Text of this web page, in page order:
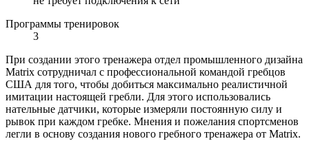
Программы тренировок
3
При создании этого тренажера отдел промышленного дизайна
Matrix сотрудничал с профессиональной командой гребцов
США для того, чтобы добиться максимально реалистичной
имитации настоящей гребли. Для этого использовались
нательные датчики, которые измеряли постоянную силу и
рывок при каждом гребке. Мнения и пожелания спортсменов
легли в основу создания нового гребного тренажера от Matrix.